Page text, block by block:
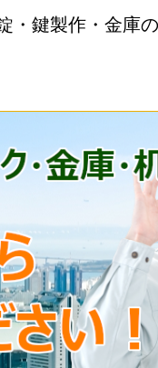
鍵製作・金庫